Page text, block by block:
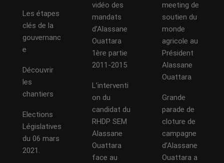
Les étapes
clés de la
gouvernanc
e
Découvrir
les
chantiers
Elections
Législatives
du 06 mars
2021.
vidéo des
mandats
d’Alassane
Ouattara
1ère partie
2011-2015
L’interventi
on du
candidat du
RHDP SEM
Alassane
Ouattara
face au
meeting de
soutien du
monde
agricole au
Président
Alassane
Ouattara
Grande
parade de
cloture de
campagne
d’Alassane
Ouattara a